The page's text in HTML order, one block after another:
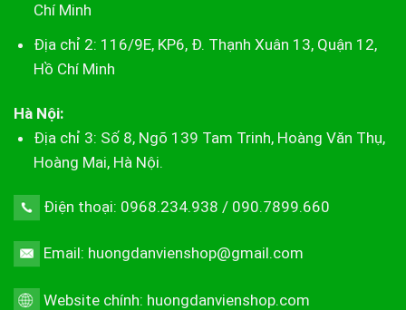
Chí Minh
Địa chỉ 2: 116/9E, KP6, Đ. Thạnh Xuân 13, Quận 12,
Hồ Chí Minh
Hà Nội:
Địa chỉ 3: Số 8, Ngõ 139 Tam Trinh, Hoàng Văn Thụ,
Hoàng Mai, Hà Nội.
Điện thoại: 0968.234.938 / 090.7899.660
Email: huongdanvienshop@gmail.com
Website chính: huongdanvienshop.com